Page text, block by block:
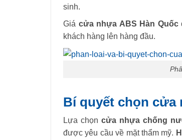
sinh.
Giá cửa nhựa ABS Hàn Quốc
khách hàng lên hàng đầu.
Bí quyết chọn
Lựa chọncửa nhựa chống
được yêu cầu về mặt thẩm mỹ.